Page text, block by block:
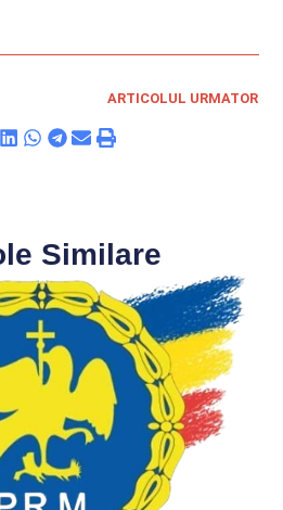
ARTICOLUL URMATOR
Similare